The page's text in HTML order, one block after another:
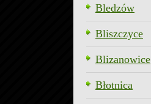
Bledzów
Bliszczyce
Blizanowice
Błotnica